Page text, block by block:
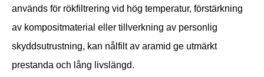
används för rökfiltrering vid hög temperatur, förstärkning
av kompositmaterial eller tillverkning av personlig
skyddsutrustning, kan nålfilt av aramid ge utmärkt
prestanda och lång livslängd.